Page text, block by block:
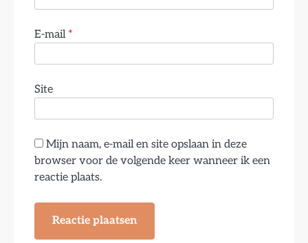
E-mail *
Site
Mijn naam, e-mail en site opslaan in deze
browser voor de volgende keer wanneer ik een
reactie plaats.